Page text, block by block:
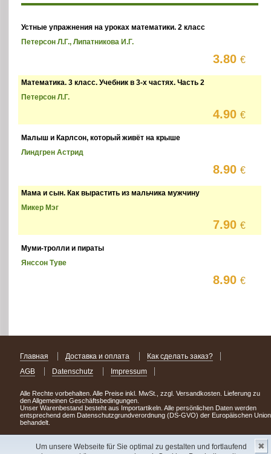
Um unsere Webseite für Sie optimal zu gestalten und fortlaufend
✖
Устные упражнения на уроках математики. 2 класс
Петерсон Л.Г., Липатникова И.Г.
3.80€
Математика. 3 класс. Учебник в 3-х частях. Часть 2
Петерсон Л.Г.
4.90€
Малыш и Карлсон, который живёт на крыше
Линдгрен Астрид
8.90€
Мама и сын. Как вырастить из мальчика мужчину
Микер Мэг
7.90€
Муми-тролли и пираты
Янссон Туве
8.90€
Главная Доставка и оплата
Как сделать заказ?
AGB
Datenschutz Impressum
Alle Rechte vorbehalten. Alle Preise inkl. MwSt., zzgl. Versandkosten. Lieferung zu
den Allgemeinen Geschäftsbedingungen.
Unser Warenbestand besteht aus Importartikeln. Alle persönlichen Daten werden
entsprechend dem Datenschutzgrundverordnung (DS-GVO) der Europäischen Union
behandelt.
Сделав заказ сегодня, уже через день или два Вы можете стать обладателем
НОВИНКИ из Германии! Удачного поиска!